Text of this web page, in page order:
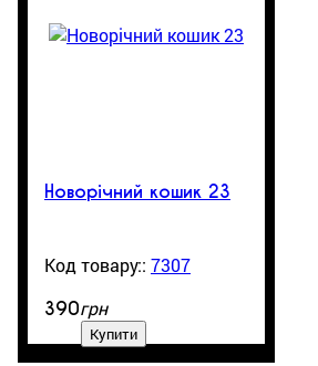
Новорічний кошик 23
7307
390грн
Купити